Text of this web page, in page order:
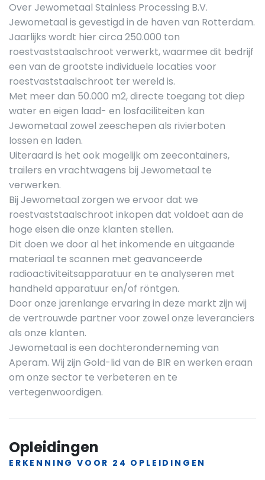
Over Jewometaal Stainless Processing B.V.
Jewometaal is gevestigd in de haven van Rotterdam.
Jaarlijks wordt hier circa 250.000 ton
roestvaststaalschroot verwerkt, waarmee dit bedrijf
een van de grootste individuele locaties voor
roestvaststaalschroot ter wereld is.
Met meer dan 50.000 m2, directe toegang tot diep
water en eigen laad- en losfaciliteiten kan
Jewometaal zowel zeeschepen als rivierboten
lossen en laden.
Uiteraard is het ook mogelijk om zeecontainers,
trailers en vrachtwagens bij Jewometaal te
verwerken.
Bij Jewometaal zorgen we ervoor dat we
roestvaststaalschroot inkopen dat voldoet aan de
hoge eisen die onze klanten stellen.
Dit doen we door al het inkomende en uitgaande
materiaal te scannen met geavanceerde
radioactiviteitsapparatuur en te analyseren met
handheld apparatuur en/of röntgen.
Door onze jarenlange ervaring in deze markt zijn wij
de vertrouwde partner voor zowel onze leveranciers
als onze klanten.
Jewometaal is een dochteronderneming van
Aperam. Wij zijn Gold-lid van de BIR en werken eraan
om onze sector te verbeteren en te
vertegenwoordigen.
Opleidingen
ERKENNING VOOR 24 OPLEIDINGEN